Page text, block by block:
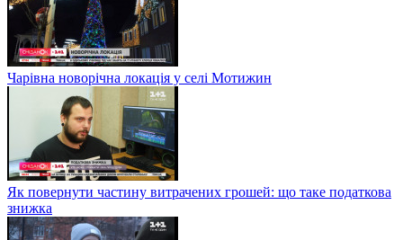
Чарівна новорічна локація у селі Мотижин
Як повернути частину витрачених грошей: що таке податкова
знижка